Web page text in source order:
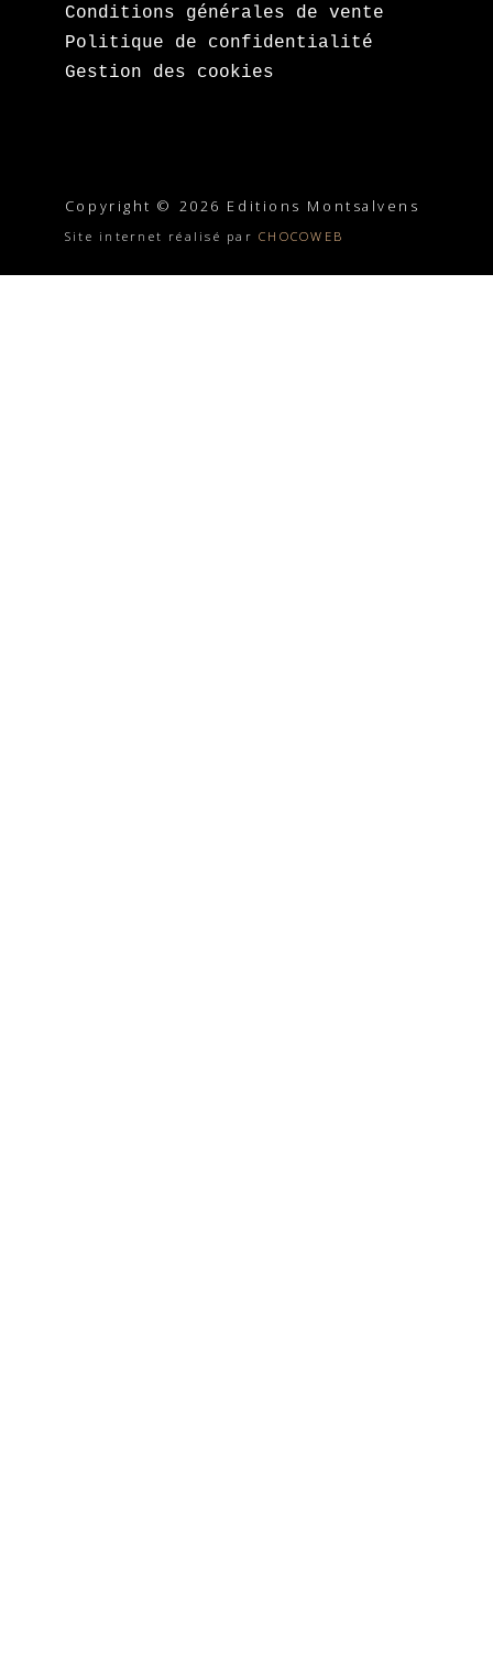
Conditions générales de vente
Politique de confidentialité
Gestion des cookies
Copyright © 2026 Editions Montsalvens
Site internet réalisé parCHOCOWEB